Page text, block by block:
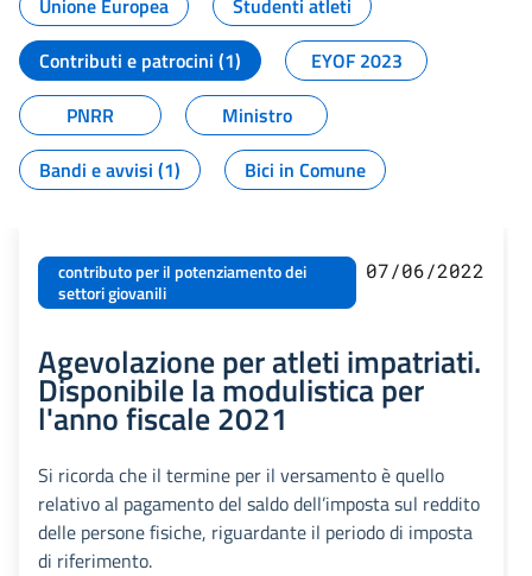
Unione Europea
Studenti atleti
Contributi e patrocini (1)
EYOF 2023
PNRR
Ministro
Bandi e avvisi (1)
Bici in Comune
contributo per il potenziamento dei
settori giovanili
07/06/2022
Agevolazione per atleti impatriati.
Disponibile la modulistica per
l'anno fiscale 2021
Si ricorda che il termine per il versamento è quello
relativo al pagamento del saldo dell’imposta sul reddito
delle persone fisiche, riguardante il periodo di imposta
di riferimento.